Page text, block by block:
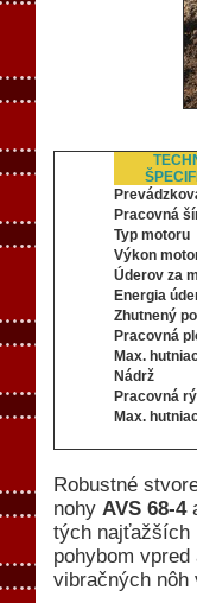
Pracovná
Typ motoru
Výkon
Úderov za
Energia
Zhutnený
Pracovná
Max.
Nádrž
Pracovná
Max.
Robustné
nohy AVS 68-4
tých najťažších
pohybom
vibračných nôh